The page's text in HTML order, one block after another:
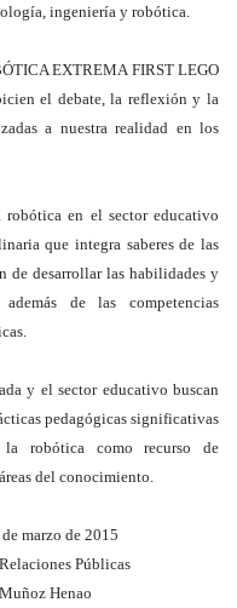
ingeniería y robótica.
EXTREMA FIRST LEGO
el debate, la reflexión y la
a nuestra realidad en los
robótica en el sector educativo
que integra saberes de las
de desarrollar las habilidades y
de las competencias
y el sector educativo buscan
pedagógicas significativas
la robótica como recurso de
del conocimiento.
marzo de 2015
Públicas
Henao